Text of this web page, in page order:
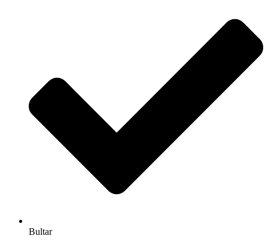
Bultar